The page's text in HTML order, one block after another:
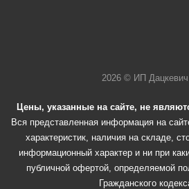
2026 © ИП
Цены, указанные на сайте, не
Вся представленная информация на
характеристик, наличия на складе,
информационный характер и ни при
публичной офертой, определяемой
Гражданского